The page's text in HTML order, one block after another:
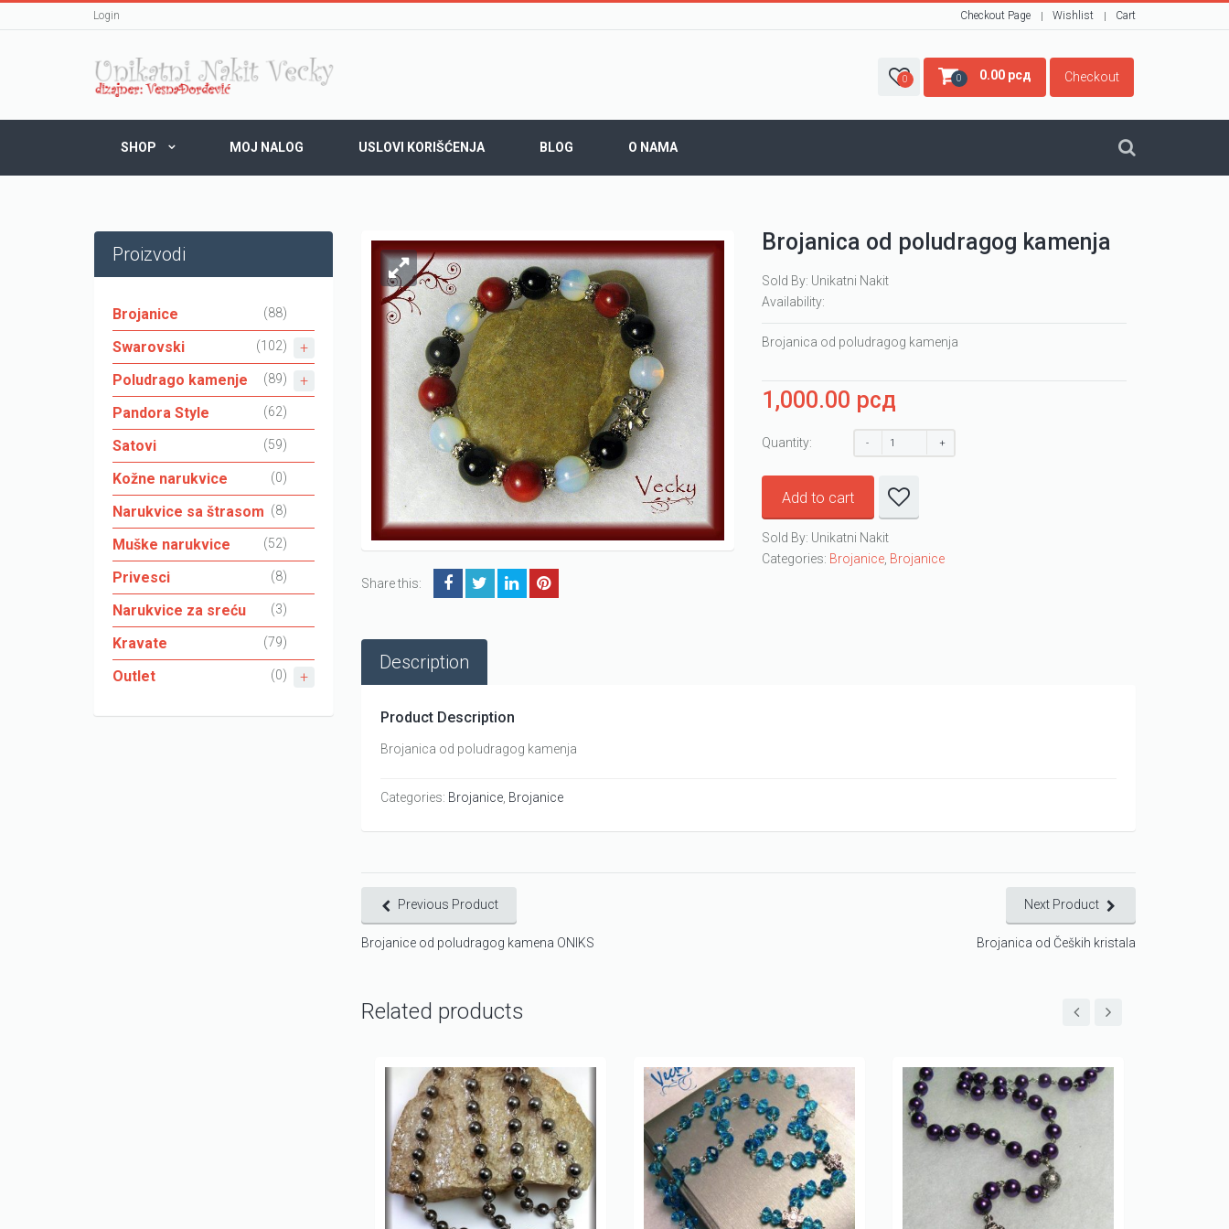
Login Checkout Page Wishlist Cart
0 0 0.00 рсд Checkout
SHOP MOJ NALOG USLOVI KORIŠĆENJA BLOG O NAMA
Proizvodi
Brojanice (88)
Swarovski (102)
Poludrago kamenje (89)
Pandora Style (62)
Satovi (59)
Kožne narukvice (0)
Narukvice sa štrasom (8)
Muške narukvice (52)
Privesci (8)
Narukvice za sreću (3)
Kravate (79)
Outlet (0)
Share this:
Brojanica od poludragog kamenja
Sold By: Unikatni Nakit
Availability:
Brojanica od poludragog kamenja
1,000.00 рсд
Quantity:
Add to cart
Sold By: Unikatni Nakit
Categories: Brojanice Brojanice
Description
Product Description
Brojanica od poludragog kamenja
Categories: Brojanice, Brojanice
Previous Product
Brojanice od poludragog kamena ONIKS
Next Product
Brojanica od Čeških kristala
Related products